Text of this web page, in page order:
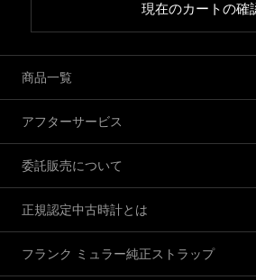
現在のカートの確
商品一覧
アフターサービス
委託販売について
正規認定中古時計とは
フランク ミュラー純正ストラップ